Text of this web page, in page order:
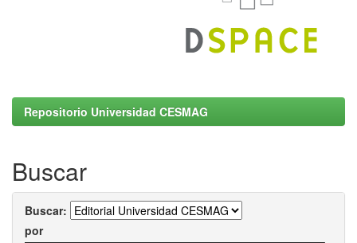
Repositorio Universidad CESMAG
Buscar
Buscar:
por